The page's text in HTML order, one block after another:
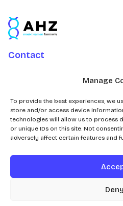
Manage
To provide the best experiences, we
store and/or access device
technologies will allow us to process
or unique IDs on this site. Not
adversely affect certain features and
Deny
Contact
Postbus 43100
2504 AC Den Haag
Zeker